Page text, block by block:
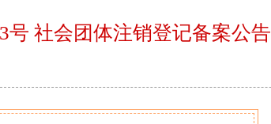
号 社会团体注销登记备案公告